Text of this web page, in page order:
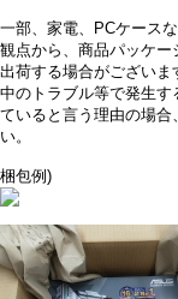
一部、家電、PCケース
観点から、商品パッケ
出荷する場合がございま
中のトラブル等で発生
ていると言う理由の場合
い。
梱包例)